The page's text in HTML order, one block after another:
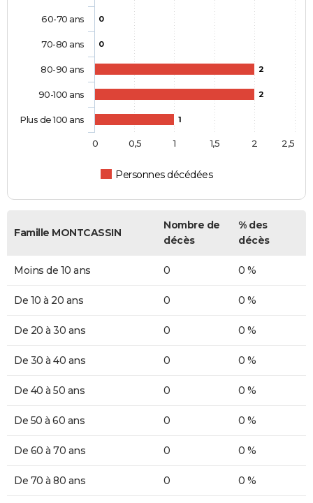
0
0
2
2
1
Personnes décédées
60-70 ans
70-80 ans
80-90 ans
90-100 ans
Plus de 100 ans
0 0,5 1 1,5 2 2,5
Famille MONTCASSIN
Nombre de
décès
% des
décès
Moins de 10 ans 0 0 %
De 10 à 20 ans 0 0 %
De 20 à 30 ans 0 0 %
De 30 à 40 ans 0 0 %
De 40 à 50 ans 0 0 %
De 50 à 60 ans 0 0 %
De 60 à 70 ans 0 0 %
De 70 à 80 ans 0 0 %